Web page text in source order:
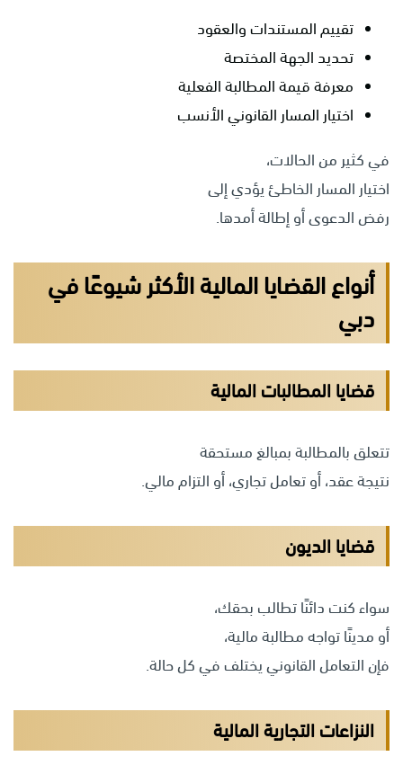
تقييم المستندات والعقود
تحديد الجهة المختصة
معرفة قيمة المطالبة الفعلية
اختيار المسار القانوني الأنسب
في كثير من الحالات،
اختيار المسار الخاطئ يؤدي إلى
رفض الدعوى أو إطالة أمدها.
أنواع القضايا المالية الأكثر شيوعًا في
دبي
قضايا المطالبات المالية
تتعلق بالمطالبة بمبالغ مستحقة
نتيجة عقد، أو تعامل تجاري، أو التزام مالي.
قضايا الديون
سواء كنت دائنًا تطالب بحقك،
أو مدينًا تواجه مطالبة مالية،
فإن التعامل القانوني يختلف في كل حالة.
النزاعات التجارية المالية